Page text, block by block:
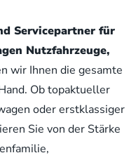
Servicepartner für
Nutzfahrzeuge,
wir Ihnen die gesamte
Ob topaktueller
oder erstklassiger
Sie von der Stärke